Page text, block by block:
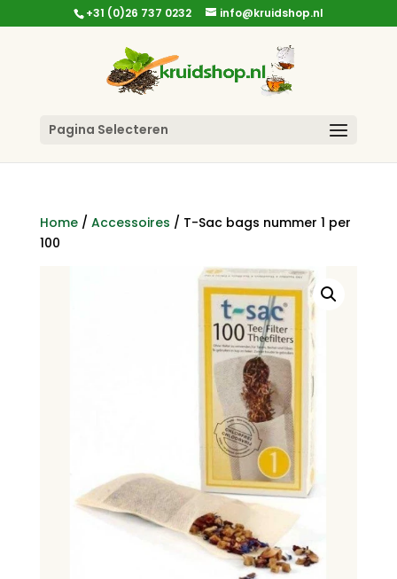
+31 (0)26 737 0232 info@kruidshop.nl
Pagina Selecteren
Home/ Accessoires / T-Sac bags nummer 1 per
100